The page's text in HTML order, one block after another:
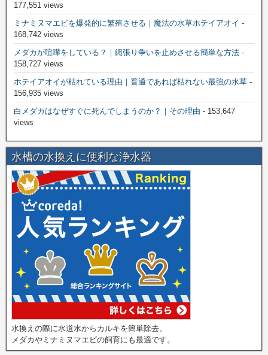
177,551 views
ミナミヌマエビを爆発的に繁殖させる｜魔法の水草ホテイアオイ -
168,742 views
メダカが喧嘩をしている？｜縄張り争いを止めさせる簡単な方法 -
158,727 views
ホテイアオイが枯れている理由｜普通であれば枯れない最強の水草 -
156,935 views
白メダカはなぜすぐに死んでしまうのか？｜その理由 - 153,647
views
水槽の水換えに便利な浄水器
水換えの際に水道水からカルキを簡単除去。
メダカやミナミヌマエビの飼育にも最適です。